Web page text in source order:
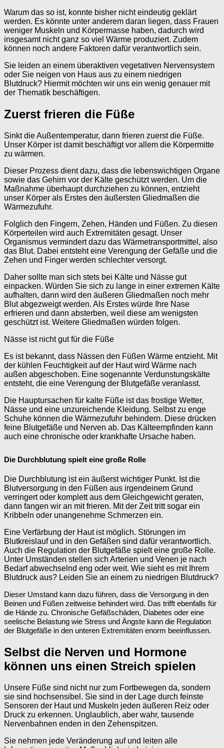
Warum das so ist, konnte bisher nicht eindeutig geklärt
werden. Es könnte unter anderem daran liegen, dass Frauen
weniger Muskeln und Körpermasse haben, dadurch wird
insgesamt nicht ganz so viel Wärme produziert. Zudem
können noch andere Faktoren dafür verantwortlich sein.
Sie leiden an einem überaktiven vegetativen Nervensystem
oder Sie neigen von Haus aus zu einem niedrigen
Blutdruck? Hiermit möchten wir uns ein wenig genauer mit
der Thematik beschäftigen.
Zuerst frieren die Füße
Sinkt die Außentemperatur, dann frieren zuerst die Füße.
Unser Körper ist damit beschäftigt vor allem die Körpermitte
zu wärmen.
Dieser Prozess dient dazu, dass die lebenswichtigen Organe
sowie das Gehirn vor der Kälte geschützt werden. Um die
Maßnahme überhaupt durchziehen zu können, entzieht
unser Körper als Erstes den äußersten Gliedmaßen die
Wärmezufuhr.
Folglich den Fingern, Zehen, Händen und Füßen. Zu diesen
Körperteilen wird auch Extremitäten gesagt. Unser
Organismus vermindert dazu das Wärmetransportmittel, also
das Blut. Dabei entsteht eine Verengung der Gefäße und die
Zehen und Finger werden schlechter versorgt.
Daher sollte man sich stets bei Kälte und Nässe gut
einpacken. Würden Sie sich zu lange in einer extremen Kälte
aufhalten, dann wird den äußeren Gliedmaßen noch mehr
Blut abgezweigt werden. Als Erstes würde Ihre Nase
erfrieren und dann absterben, weil diese am wenigsten
geschützt ist. Weitere Gliedmaßen würden folgen.
Nässe ist nicht gut für die Füße
Es ist bekannt, dass Nässen den Füßen Wärme entzieht. Mit
der kühlen Feuchtigkeit auf der Haut wird Wärme nach
außen abgeschoben. Eine sogenannte Verdunstungskälte
entsteht, die eine Verengung der Blutgefäße veranlasst.
Die Hauptursachen für kalte Füße ist das frostige Wetter,
Nässe und eine unzureichende Kleidung. Selbst zu enge
Schuhe können die Wärmezufuhr behindern. Diese drücken
feine Blutgefäße und Nerven ab. Das Kälteempfinden kann
auch eine chronische oder krankhafte Ursache haben.
Die Durchblutung spielt eine große Rolle
Die Durchblutung ist ein äußerst wichtiger Punkt. Ist die
Blutversorgung in den Füßen aus irgendeinem Grund
verringert oder komplett aus dem Gleichgewicht geraten,
dann fangen wir an mit frieren. Mit der Zeit tritt sogar ein
Kribbeln oder unangenehme Schmerzen ein.
Eine Verfärbung der Haut ist möglich. Störungen im
Blutkreislauf und in den Gefäßen sind dafür verantwortlich.
Auch die Regulation der Blutgefäße spielt eine große Rolle.
Unter Umständen stellen sich Arterien und Venen je nach
Bedarf abwechselnd eng oder weit. Wie sieht es mit Ihrem
Blutdruck aus? Leiden Sie an einem zu niedrigen Blutdruck?
Dieser Umstand kann dazu führen, dass die Versorgung in den
Beinen und Füßen zeitweise behindert wird. Das trifft ebenfalls für
die Hände zu. Chronische Gefäßschäden, Diabetes oder eine
seelische Belastung wie Stress und Ängste kann die Regulation
der Blutgefäße in den unteren Extremitäten enorm beeinflussen.
Selbst die Nerven und Hormone
können uns einen Streich spielen
Unsere Füße sind nicht nur zum Fortbewegen da, sondern
sie sind hochsensibel. Sie sind in der Lage durch feinste
Sensoren der Haut und Muskeln jeden äußeren Reiz oder
Druck zu erkennen. Unglaublich, aber wahr, tausende
Nervenbahnen enden in den Zehenspitzen.
Sie nehmen jede Veränderung auf und leiten alle